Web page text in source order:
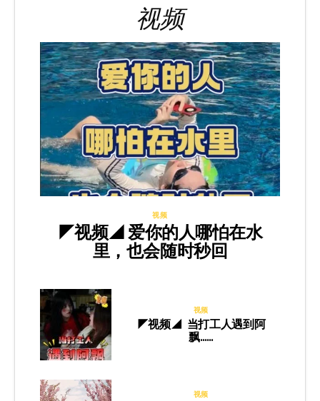
视频
视频
◤视频◢ 爱你的人哪怕在水
里，也会随时秒回
视频
◤视频◢ 当打工人遇到阿
飘……
视频